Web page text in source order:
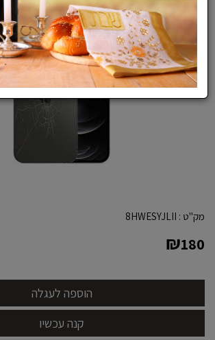
מק"ט : 8HWESYJLII
₪180